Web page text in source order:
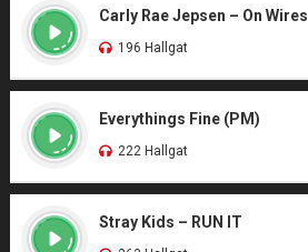
Carly Rae Jepsen – On Wires
196 Hallgat
Everythings Fine (PM)
222 Hallgat
Stray Kids – RUN IT